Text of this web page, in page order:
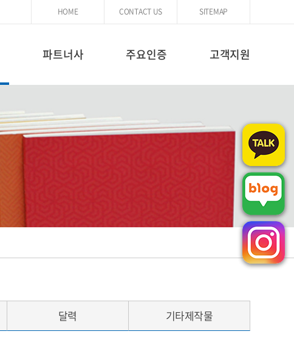
HOME CONTACT US SITEMAP
파트너사 주요인증 고객지원
달력 기타제작물